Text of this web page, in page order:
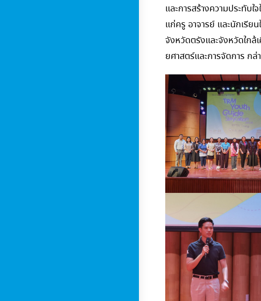
และการสร้างความประทับ
แก่ครู อาจารย์ และนักเรีย
จังหวัดตรังและจังหวัดใก
ยศาสตร์และการจัดการ กล่